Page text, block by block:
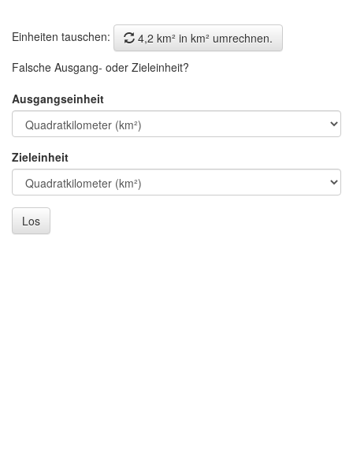
Einheiten tauschen:
4,2 km² in km² umrechnen.
Falsche Ausgang- oder Zieleinheit?
Ausgangseinheit
Zieleinheit
Los